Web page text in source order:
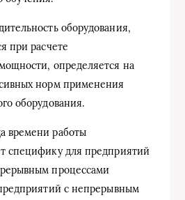
оборудования,
при расчете
определяется на
норм применения
оборудования.
времени работы
специфику для предприятий
процессами
с непрерывным